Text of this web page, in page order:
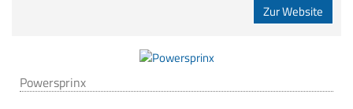
Zur Website
Powersprinx